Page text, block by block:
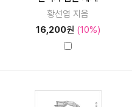
황선엽 지음
16,200원 (10%)